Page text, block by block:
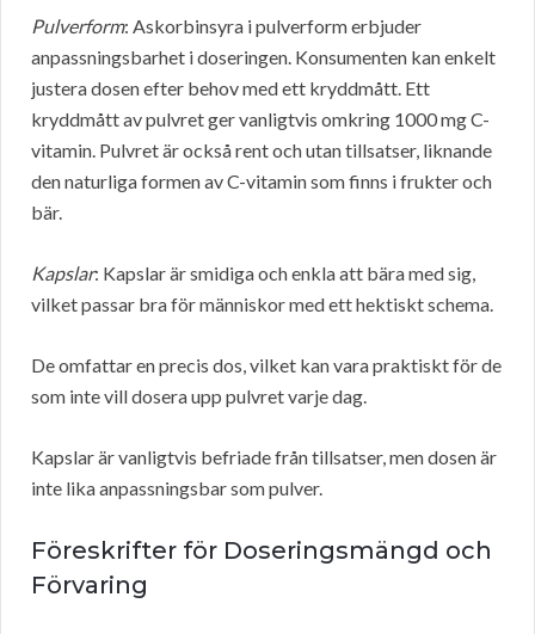
Pulverform: Askorbinsyra i pulverform erbjuder
anpassningsbarhet i doseringen. Konsumenten kan enkelt
justera dosen efter behov med ett kryddmått. Ett
kryddmått av pulvret ger vanligtvis omkring 1000 mg C-
vitamin. Pulvret är också rent och utan tillsatser, liknande
den naturliga formen av C-vitamin som finns i frukter och
bär.
Kapslar: Kapslar är smidiga och enkla att bära med sig,
vilket passar bra för människor med ett hektiskt schema.
De omfattar en precis dos, vilket kan vara praktiskt för de
som inte vill dosera upp pulvret varje dag.
Kapslar är vanligtvis befriade från tillsatser, men dosen är
inte lika anpassningsbar som pulver.
Föreskrifter för Doseringsmängd och
Förvaring